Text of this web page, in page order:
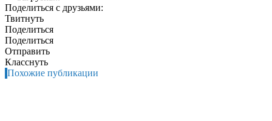
Поделиться с друзьями:
Твитнуть
Поделиться
Поделиться
Отправить
Класснуть
Похожие публикации